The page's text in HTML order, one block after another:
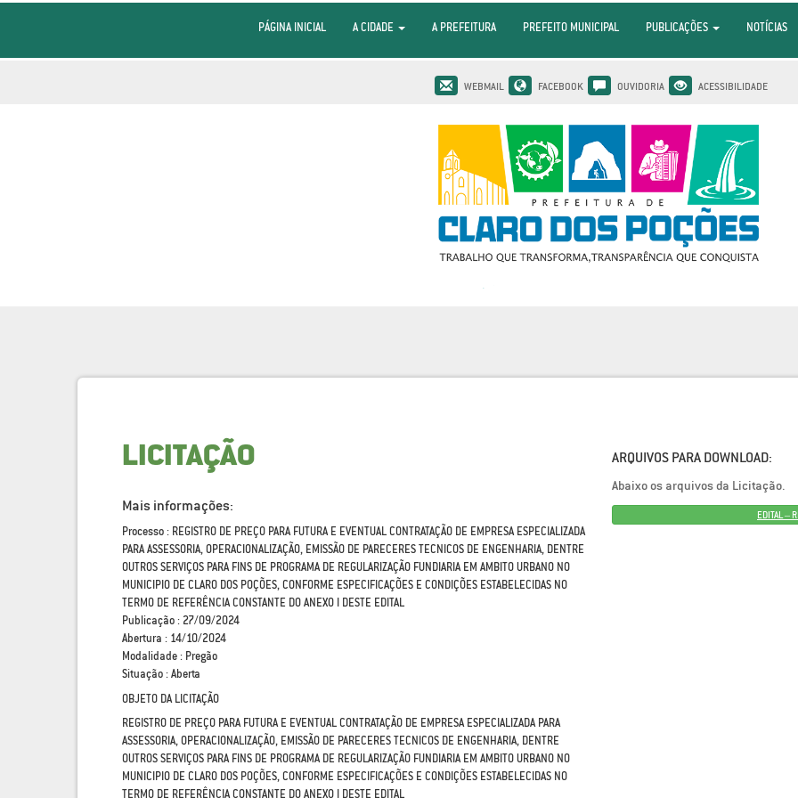
PÁGINA INICIAL A CIDADE A PREFEITURA PREFEITO MUNICIPAL PUBLICAÇÕES NOTÍCIAS
WEBMAIL FACEBOOK OUVIDORIA ACESSIBILIDADE
LICITAÇÃO
Mais informações:
Processo : REGISTRO DE PREÇO PARA FUTURA E EVENTUAL CONTRATAÇÃO DE EMPRESA ESPECIALIZADA
PARA ASSESSORIA, OPERACIONALIZAÇÃO, EMISSÃO DE PARECERES TECNICOS DE ENGENHARIA, DENTRE
OUTROS SERVIÇOS PARA FINS DE PROGRAMA DE REGULARIZAÇÃO FUNDIARIA EM AMBITO URBANO NO
MUNICIPIO DE CLARO DOS POÇÕES, CONFORME ESPECIFICAÇÕES E CONDIÇÕES ESTABELECIDAS NO
TERMO DE REFERÊNCIA CONSTANTE DO ANEXO I DESTE EDITAL
Publicação : 27/09/2024
Abertura : 14/10/2024
Modalidade : Pregão
Situação : Aberta
OBJETO DA LICITAÇÃO
REGISTRO DE PREÇO PARA FUTURA E EVENTUAL CONTRATAÇÃO DE EMPRESA ESPECIALIZADA PARA
ASSESSORIA, OPERACIONALIZAÇÃO, EMISSÃO DE PARECERES TECNICOS DE ENGENHARIA, DENTRE
OUTROS SERVIÇOS PARA FINS DE PROGRAMA DE REGULARIZAÇÃO FUNDIARIA EM AMBITO URBANO NO
MUNICIPIO DE CLARO DOS POÇÕES, CONFORME ESPECIFICAÇÕES E CONDIÇÕES ESTABELECIDAS NO
TERMO DE REFERÊNCIA CONSTANTE DO ANEXO I DESTE EDITAL
ARQUIVOS PARA DOWNLOAD:
Abaixo os arquivos da Licitação.
EDITAL –